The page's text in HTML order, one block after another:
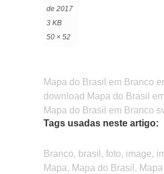
de 2017
3 KB
50 × 52
Mapa do Brasil em Branco
download Mapa do Brasil
Mapa do Brasil em Branco
Tags usadas neste artigo:
Branco, brasil, foto, image,
Mapa, Mapa do Brasil,